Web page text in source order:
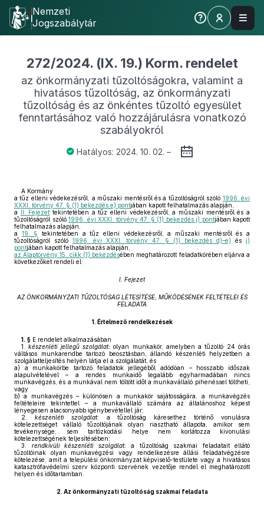
Nemzeti
Jogszabálytár
272/2024. (IX. 19.) Korm. rendelet
az önkormányzati tűzoltóságokra, valamint a
hivatásos tűzoltóság, az önkormányzati
tűzoltóság és az önkéntes tűzoltó egyesület
fenntartásához való hozzájárulásra vonatkozó
szabályokról
Hatályos: 2024. 10. 02. –
A Kormány
a tűz elleni védekezésről, a műszaki mentésről és a tűzoltóságról szóló 1996. évi
XXXI. törvény 47. § (1) bekezdés e) pontjában kapott felhatalmazás alapján,
a II. Fejezet tekintetében a tűz elleni védekezésről, a műszaki mentésről és a
tűzoltóságról szóló 1996. évi XXXI. törvény 47. § (1) bekezdés j) pontjában kapott
felhatalmazás alapján,
a 19. §
tekintetében a tűz elleni védekezésről, a műszaki mentésről és a
tűzoltóságról szóló 1996. évi XXXI. törvény 47. § (1) bekezdés d)–e) és j)
pontjában kapott felhatalmazás alapján,
az Alaptörvény 15. cikk (1) bekezdésében meghatározott feladatkörében eljárva a
következőket rendeli el:
I. Fejezet
AZ ÖNKORMÁNYZATI TŰZOLTÓSÁG LÉTESÍTÉSE, MŰKÖDÉSÉNEK FELTÉTELEI ÉS
FELADATA
1. Értelmező rendelkezések
1. § E rendelet alkalmazásában
1.
készenléti jellegű szolgálat:olyan munkakör, amelyben a tűzoltó 24 órás
váltásos munkarendbe tartozó beosztásban, állandó készenléti helyzetben a
szolgálatteljesítés helyén látja el a szolgálatát, és
a) a munkakörbe tartozó feladatok jellegéből adódóan – hosszabb időszak
alapulvételével – a rendes munkaidő legalább egyharmadában nincs
munkavégzés, és a munkával nem töltött időt a munkavállaló pihenéssel töltheti,
vagy
b) a munkavégzés – különösen a munkakör sajátosságára, a munkavégzés
feltételeire tekintettel – a munkavállaló számára az általánoshoz képest
lényegesen alacsonyabb igénybevétellel jár;
2.
készenléti szolgálat:a tűzoltóság káresethez történő vonulásra
kötelezettséget vállaló tűzoltójának olyan riasztható állapota, amikor sem
tevékenysége, sem tartózkodási helye nem korlátozza kivonulási
kötelezettségének teljesítésében;
3.
rendkívüli készenléti szolgálat:a tűzoltóság szakmai feladatait ellátó
tűzoltóinak olyan munkavégzési vagy rendelkezésre állási feladatvégzésre
kötelezése, amit a települési önkormányzat képviselő-testülete vagy a hivatásos
katasztrófavédelmi szerv központi szervének vezetője rendel el meghatározott
helyen és időtartamban.
2. Az önkormányzati tűzoltóság szakmai feladata